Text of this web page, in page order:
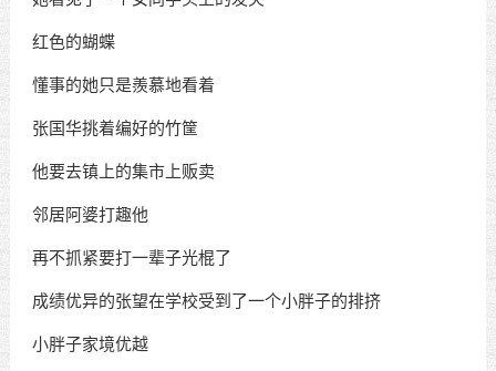
红色的蝴蝶
懂事的她只是羨慕地看着
张国华挑着编好的竹筐
他要去镇上的集市上贩卖
邻居阿婆打趣他
再不抓紧要打一辈子光棍了
成绩优异的张望在学校受到了一个小胖子的排挤
小胖子家境优越